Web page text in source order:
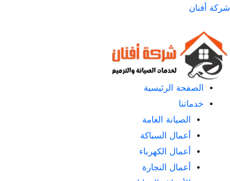
التجاوز
المحتوى
شركة أفنان
الصفحة الرئيسية
خدماتنا
الصيانة العامة
أعمال السباكة
أعمال الكهرباء
أعمال النجارة